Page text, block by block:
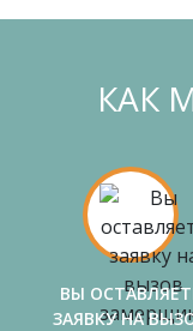
КАК
ВЫ
ЗАЯВКУ НА